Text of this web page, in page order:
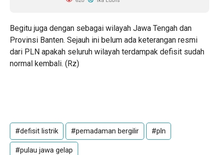
Begitu juga dengan sebagai wilayah Jawa Tengah dan
Provinsi Banten. Sejauh ini belum ada keterangan resmi
dari PLN apakah seluruh wilayah terdampak defisit sudah
normal kembali. (Rz)
#defisit listrik #pemadaman bergilir #pln
#pulau jawa gelap